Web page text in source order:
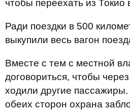
чтобы переехать из Токио
Ради поездки в 500
выкупили весь вагон
Вместе с тем с местной
договориться, чтобы
ходили другие пассажиры.
обеих сторон охрана